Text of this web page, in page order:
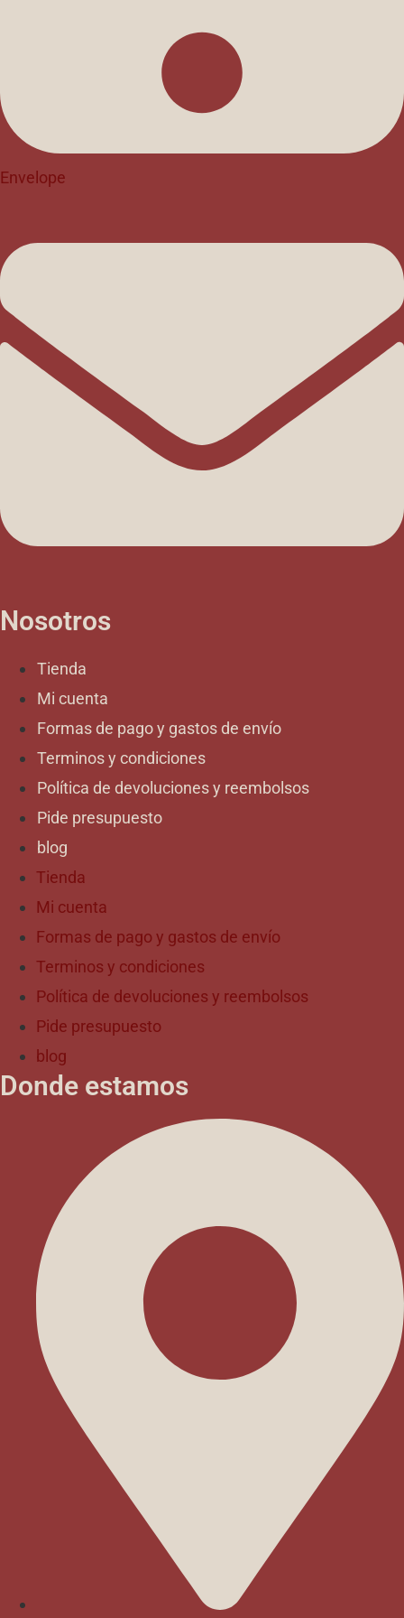
Envelope
Nosotros
Tienda
Mi cuenta
Formas de pago y gastos de envío
Terminos y condiciones
Política de devoluciones y reembolsos
Pide presupuesto
blog
Tienda
Mi cuenta
Formas de pago y gastos de envío
Terminos y condiciones
Política de devoluciones y reembolsos
Pide presupuesto
blog
Donde estamos